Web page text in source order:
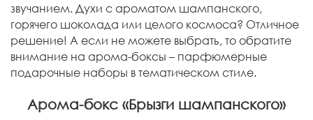
звучанием. Духи с ароматом шампанского,
горячего шоколада или целого космоса? Отличное
решение! А если не можете выбрать, то обратите
внимание на арома-боксы – парфюмерные
подарочные наборы в тематическом стиле.
Арома-бокс «Брызги шампанского»